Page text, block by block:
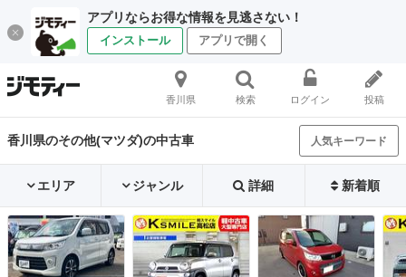
アプリならお得な情報を見逃さない！
インストール アプリで開く
香川県 検索 ログイン 投稿
香川県のその他(マツダ)の中古車 人気キーワード
エリア ジャンル 詳細 新着順